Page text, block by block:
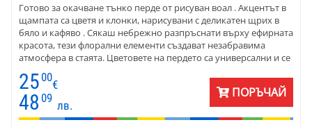
Готово за окачване тънко перде от рисуван воал . Акцентът в
щампата са цветя и клонки, нарисувани с деликатен щрих в
бяло и кафяво . Сякаш небрежно разпръснати върху ефирната
красота, тези флорални елементи създават незабравима
атмосфера в стаята. Цветовете на пердето са универсални и се
комбинират прекрасно с плътни завеси в зената гама - о екрю
до много тъмно кафяви. Чудесно се съчетават с мебели от
масив, декоративни възглавнички със земни цветове и
официални покривки за маса. Цената е на готово перде
височина 200 см и ширина 170 см. Налично е само 1 перде.
25 00
€
48 09
лв.
ПОРЪЧАЙ